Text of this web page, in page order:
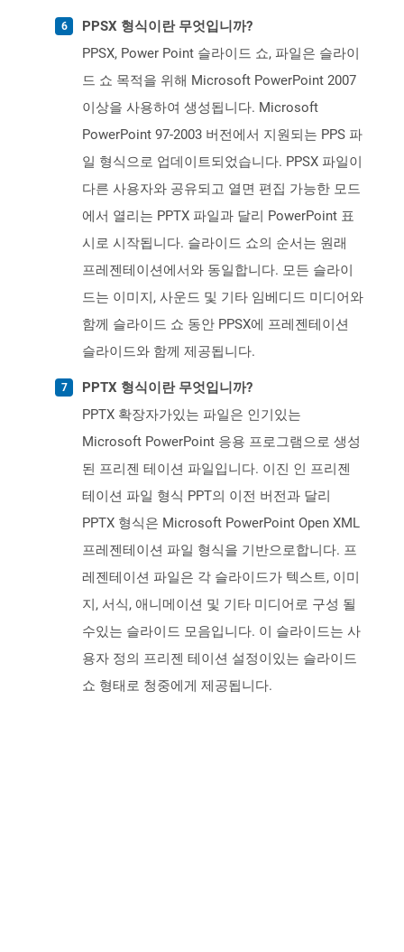
PPSX 형식이란 무엇입니까?
PPSX, Power Point 슬라이드 쇼, 파일은 슬라이
드 쇼 목적을 위해 Microsoft PowerPoint 2007
이상을 사용하여 생성됩니다. Microsoft
PowerPoint 97-2003 버전에서 지원되는 PPS 파
일 형식으로 업데이트되었습니다. PPSX 파일이
다른 사용자와 공유되고 열면 편집 가능한 모드
에서 열리는 PPTX 파일과 달리 PowerPoint 표
시로 시작됩니다. 슬라이드 쇼의 순서는 원래
프레젠테이션에서와 동일합니다. 모든 슬라이
드는 이미지, 사운드 및 기타 임베디드 미디어와
함께 슬라이드 쇼 동안 PPSX에 프레젠테이션
슬라이드와 함께 제공됩니다.
PPTX 형식이란 무엇입니까?
PPTX 확장자가있는 파일은 인기있는
Microsoft PowerPoint 응용 프로그램으로 생성
된 프리젠 테이션 파일입니다. 이진 인 프리젠
테이션 파일 형식 PPT의 이전 버전과 달리
PPTX 형식은 Microsoft PowerPoint Open XML
프레젠테이션 파일 형식을 기반으로합니다. 프
레젠테이션 파일은 각 슬라이드가 텍스트, 이미
지, 서식, 애니메이션 및 기타 미디어로 구성 될
수있는 슬라이드 모음입니다. 이 슬라이드는 사
용자 정의 프리젠 테이션 설정이있는 슬라이드
쇼 형태로 청중에게 제공됩니다.